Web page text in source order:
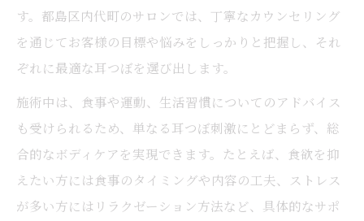
す。都島区内代町のサロンでは、丁寧なカウンセリング
を通じてお客様の目標や悩みをしっかりと把握し、それ
ぞれに最適な耳つぼを選び出します。
施術中は、食事や運動、生活習慣についてのアドバイス
も受けられるため、単なる耳つぼ刺激にとどまらず、総
合的なボディケアを実現できます。たとえば、食欲を抑
えたい方には食事のタイミングや内容の工夫、ストレス
が多い方にはリラクゼーション方法など、具体的なサポ